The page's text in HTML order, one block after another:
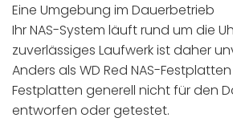
Eine Umgebung im Dauerbetrieb
Ihr NAS-System läuft rund um die
zuverlässiges Laufwerk ist daher
Anders als WD Red NAS-
Festplatten generell nicht für den
entworfen oder getestet.